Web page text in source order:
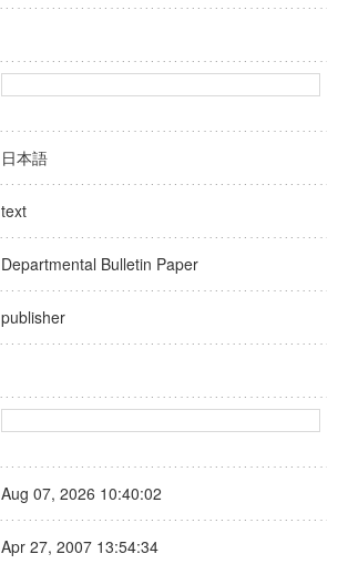
日本語
text
Departmental Bulletin Paper
publisher
Aug 07, 2026 10:40:02
Apr 27, 2007 13:54:34